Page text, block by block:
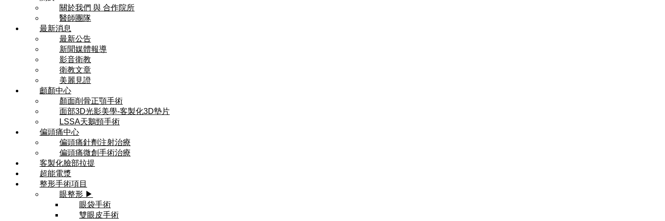
關於我們 與 合作院所
醫師團隊
最新消息
最新公告
新聞媒體報導
影音衛教
衛教文章
美麗見證
顱顏中心
顏面削骨正顎手術
面部3D光影美學-客製化3D墊片
LSSA天鵝頸手術
偏頭痛中心
偏頭痛針劑注射治療
偏頭痛微創手術治療
客製化臉部拉提
超能電漿
整形手術項目
眼整形 ▶
眼袋手術
雙眼皮手術